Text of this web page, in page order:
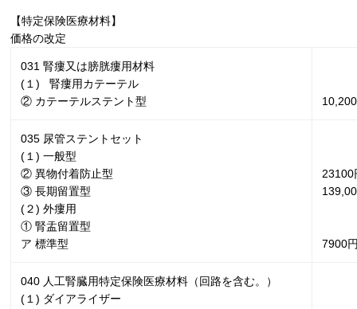
【特定保険医療材料】
価格の改定
031腎瘻又は膀胱瘻用材料
(１) 腎瘻用カテーテル
② カテーテルステント型
10,200
035 尿管ステントセット
(１)一般型
② 異物付着防止型
③ 長期留置型
(２)外瘻用
① 腎盂留置型
ア 標準型
23100
7900
040 人工腎臓用特定保険医療材料（回路を含む。）
(１) ダイアライザー